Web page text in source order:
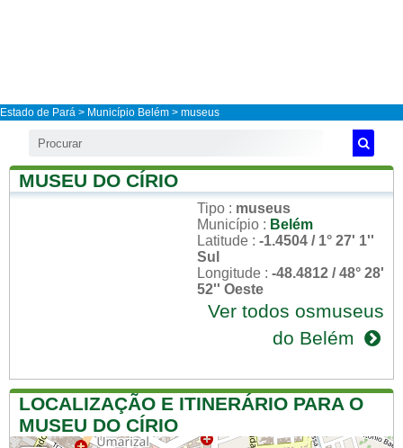
Estado de Pará > Município Belém > museus
MUSEU DO CÍRIO
Tipo : museus
Município : Belém
Latitude : -1.4504 / 1° 27' 1''
Sul
Longitude : -48.4812 / 48° 28'
52'' Oeste
Ver todos osmuseus
do Belém
LOCALIZAÇÃO E ITINERÁRIO PARA O
MUSEU DO CÍRIO